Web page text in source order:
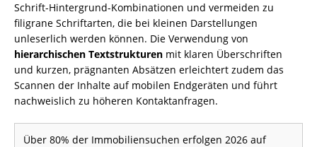
Schrift-Hintergrund-Kombinationen und vermeiden zu
filigrane Schriftarten, die bei kleinen Darstellungen
unleserlich werden können. Die Verwendung von
hierarchischen Textstrukturen mit klaren Überschriften
und kurzen, prägnanten Absätzen erleichtert zudem das
Scannen der Inhalte auf mobilen Endgeräten und führt
nachweislich zu höheren Kontaktanfragen.
Über 80% der Immobiliensuchen erfolgen 2026 auf